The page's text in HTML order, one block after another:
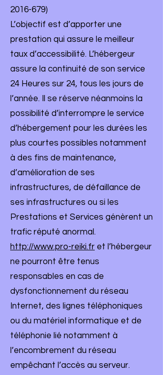
2016-679)
L’objectif est d’apporter une
prestation qui assure le meilleur
taux d’accessibilité. L’hébergeur
assure la continuité de son service
24 Heures sur 24, tous les jours de
l’année. Il se réserve néanmoins la
possibilité d’interrompre le service
d’hébergement pour les durées les
plus courtes possibles notamment
à des fins de maintenance,
d’amélioration de ses
infrastructures, de défaillance de
ses infrastructures ou si les
Prestations et Services génèrent un
trafic réputé anormal.
http://www.pro-reiki.fr et l’hébergeur
ne pourront être tenus
responsables en cas de
dysfonctionnement du réseau
Internet, des lignes téléphoniques
ou du matériel informatique et de
téléphonie lié notamment à
l’encombrement du réseau
empêchant l’accès au serveur.